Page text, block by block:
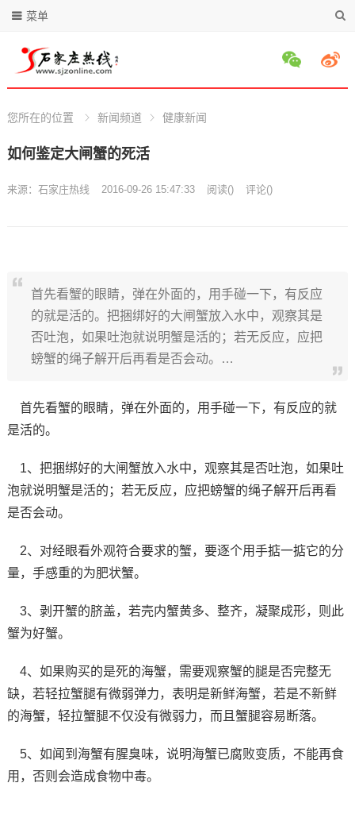
菜单
您所在的位置 新闻频道 健康新闻
如何鉴定大闸蟹的死活
来源： 石家庄热线 2016-09-26 15:47:33 阅读() 评论()
首先看蟹的眼睛，弹在外面的，用手碰一下，有反应
的就是活的。把捆绑好的大闸蟹放入水中，观察其是
否吐泡，如果吐泡就说明蟹是活的；若无反应，应把
螃蟹的绳子解开后再看是否会动。…
首先看蟹的眼睛，弹在外面的，用手碰一下，有反应的就
是活的。
1、把捆绑好的大闸蟹放入水中，观察其是否吐泡，如果吐
泡就说明蟹是活的；若无反应，应把螃蟹的绳子解开后再看
是否会动。
2、对经眼看外观符合要求的蟹，要逐个用手掂一掂它的分
量，手感重的为肥状蟹。
3、剥开蟹的脐盖，若壳内蟹黄多、整齐，凝聚成形，则此
蟹为好蟹。
4、如果购买的是死的海蟹，需要观察蟹的腿是否完整无
缺，若轻拉蟹腿有微弱弹力，表明是新鲜海蟹，若是不新鲜
的海蟹，轻拉蟹腿不仅没有微弱力，而且蟹腿容易断落。
5、如闻到海蟹有腥臭味，说明海蟹已腐败变质，不能再食
用，否则会造成食物中毒。